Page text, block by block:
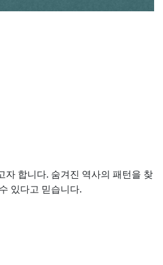
자 합니다. 숨겨진 역사의 패턴을 찾
있다고 믿습니다.